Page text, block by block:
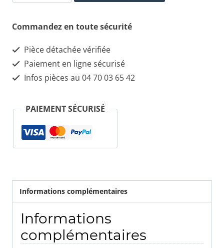
de
colonne
direction
électrique
LANCIA
Commandez en toute sécurité
Pièce détachée vérifiée
Paiement en ligne sécurisé
Infos pièces au 04 70 03 65 42
PAIEMENT SÉCURISÉ
Informations complémentaires
Informations
complémentaires